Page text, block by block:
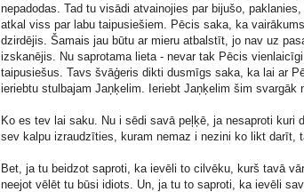
nepadodas. Tad tu visādi atvainojies par bijušo,
atkal viss par labu taipusiešiem. Pēcis saka, ka
dzirdējis. Šamais jau būtu ar mieru atbalstīt, jo nav uz
izskanējis. Nu saprotama lieta - nevar tak Pēcis
taipusiešus. Tavs švāģeris dikti dusmīgs saka, ka lai ar
ieriebtu stulbajam Jaņķelim. Ieriebt Jaņķelim šim
Ko es tev lai saku. Nu i sēdi savā peļķē, ja nesaproti kuri
sev kalpu izraudzīties, kuram nemaz i nezini ko likt darīt,
Bet, ja tu beidzot saproti, ka ievēli to cilvēku, kurš tavā
neejot vēlēt tu būsi idiots. Un, ja tu to saproti, ka ievēli